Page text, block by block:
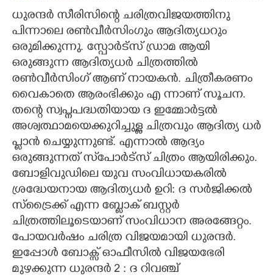
CONTACT US
ധുരന്ദർ സീരിസിന്റെ ചരിത്രവിജയത്തിനു
പിന്നാലെ രൺവീർസിംഗും ആദിത്യധറും
ഒരുമിക്കുന്നു. സ്പോർട്സ് ഡ്രാമ ആയി
ഒരുങ്ങുന്ന ആദിത്യധർ ചിത്രത്തിൽ
രൺവീർസിംഗ് ആണ് നായകൻ. ചിത്രീകരണം
വൈകാതെ ആരംഭിക്കും എ ന്നാണ് സൂചന.
തന്റെ സ്വപ്നപദ്ധതിയായ ദ ഇമ്മോർട്ടൽ
അശ്വത്ഥാമയെക്കുറിച്ചുള്ള ചിത്രവും ആദിത്യ ധർ
പ്ളാൻ ചെയ്യുന്നുണ്ട്. എന്നാൽ ആദ്യം
ഒരുങ്ങുന്നത് സ്‌പോർട്സ് ചിത്രം ആയിരിക്കും.
ബോളിവുഡിലെ യുവ സംവിധായകരിൽ
ശ്രദ്ധേയനായ ആദിത്യധർ ഉറി: ദ സർജിക്കൽ
സ്ട്രൈക്ക് എന്ന ബ്ളോക് ബസ്റ്റർ
ചിത്രത്തിലൂടെയാണ് സംവിധാന അരങ്ങേറ്റം.
പോയവർഷം ചരിത്ര വിജയമായി ധുരന്ദർ.
ഇപ്പോൾ ബോക്സ് ഓഫീസിൽ വിജയഭേരി
മുഴക്കുന്ന ധുരന്ദർ 2 : ദ റിവഞ്ച്